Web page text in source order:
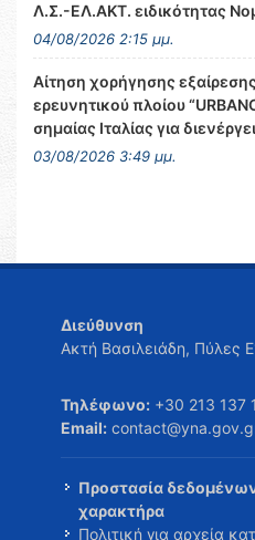
Λ.Σ.-ΕΛ.ΑΚΤ. ειδικότητας
04/08/2026 2:15 μμ.
Αίτηση χορήγησης
ερευνητικού πλοίου
σημαίας Ιταλίας για
03/08/2026 3:49 μμ.
Διεύθυνση
Ακτή Βασιλειάδη, Πύλες
Τηλέφωνο: +30 213 137
Email:
Προστασία
χαρακτήρα
Πολιτική για αρχεία